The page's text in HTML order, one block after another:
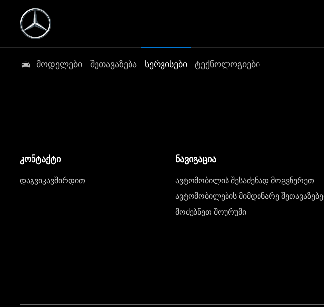
მოდელები შეთავაზება სერვისები ტექნოლოგიები
კონტაქტი
დაგვიკავშირდით
ნავიგაცია
ავტომობილის შესაძენად მოგვწერეთ
ავტომობილების მიმდინარე
მოძებნეთ შოურუმი